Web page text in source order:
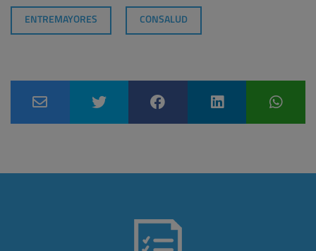
ENTREMAYORES CONSALUD